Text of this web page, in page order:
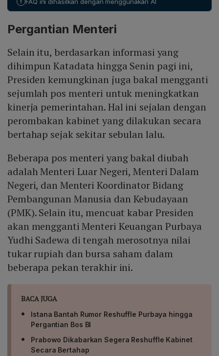
Kesehatan saat ini.
Negara, Prasetyo Hadi, membantah rumor pergantian
menegaskan tidak ada rencana mengganti pejabat
koordinasi antar otoritas kebijakan ekonomi.
FAQ ini dihasilkan dengan menggunakan AI
Pergantian Menteri
Selain itu, berdasarkan informasi yang
dihimpun Katadata hingga Senin pagi ini,
Presiden kemungkinan juga bakal mengganti
sejumlah pos menteri untuk meningkatkan
kinerja pemerintahan. Hal ini sejalan dengan
perombakan kabinet yang dilakukan secara
bertahap sejak sekitar sebulan lalu.
Beberapa pos menteri yang bakal diubah
adalah Menteri Luar Negeri, Menteri Dalam
Negeri, dan Menteri Koordinator Bidang
Pembangunan Manusia dan Kebudayaan
(PMK). Selain itu, mencuat kabar Presiden
akan mengganti Menteri Keuangan Purbaya
Yudhi Sadewa di tengah merosotnya nilai
tukar rupiah dan bursa saham dalam
beberapa pekan terakhir ini.
BACA JUGA
Istana Bantah Rumor Reshuffle Purbaya hingga
Pergantian Bos BI
Prabowo Dikabarkan Segera Reshuffle Kabinet
Secara Bertahap